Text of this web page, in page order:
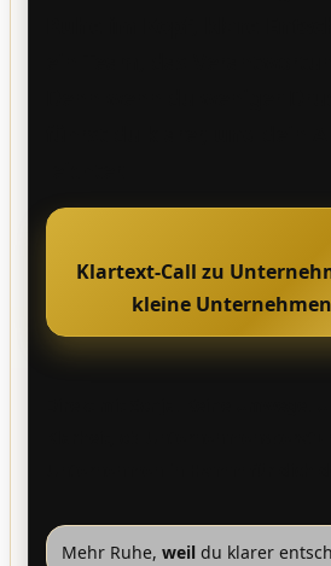
Klartext-Call zu
kleine
Mehr Ruhe, weil du klarer